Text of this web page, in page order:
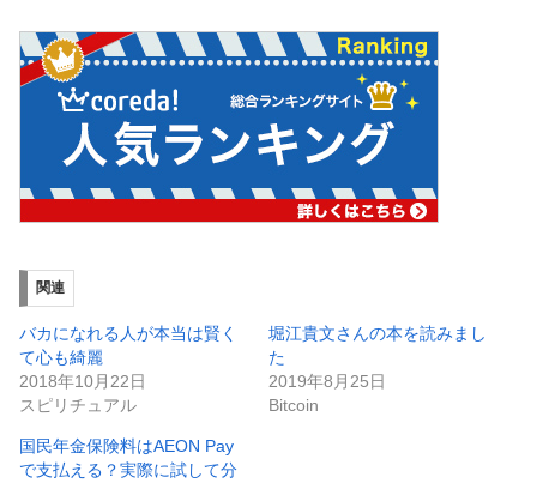
関連
バカになれる人が本当は賢く
て心も綺麗
2018年10月22日
スピリチュアル
堀江貴文さんの本を読みまし
た
2019年8月25日
Bitcoin
国民年金保険料はAEON Pay
で支払える？実際に試して分